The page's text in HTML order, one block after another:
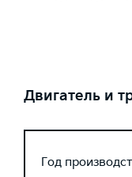
Двигатель и
Год